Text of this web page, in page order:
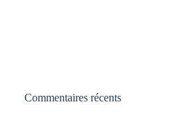
Commentaires récents